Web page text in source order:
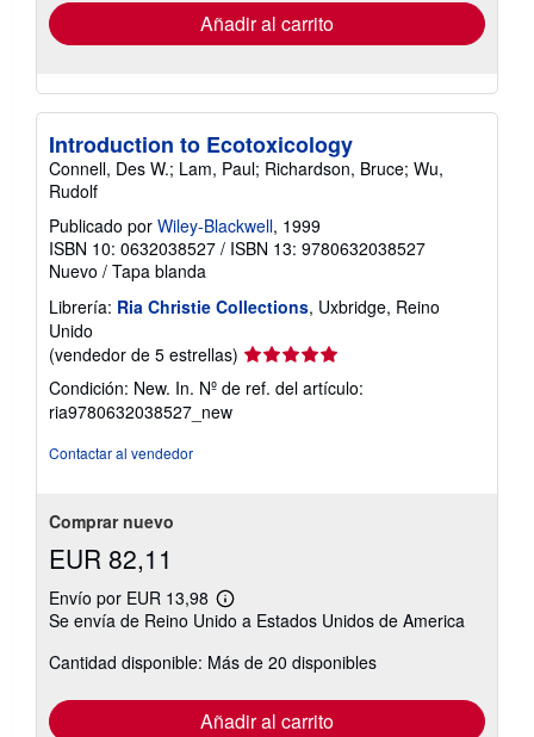
envío
Añadir al carrito
Introduction to Ecotoxicology
Connell, Des W.; Lam, Paul; Richardson, Bruce; Wu,
Rudolf
Publicado por Wiley-Blackwell, 1999
ISBN 10: 0632038527 / ISBN 13: 9780632038527
Nuevo / Tapa blanda
Librería: Ria Christie Collections, Uxbridge, Reino
Unido
(vendedor de 5 estrellas) Calificación
del
vendedor:
Condición: New. In. Nº de ref. del artículo:
ria9780632038527_new
Contactar al vendedor
Comprar nuevo
EUR 82,11
Envío por EUR 13,98
Más
información
las
envío
Se envía de Reino Unido a Estados Unidos de America
Cantidad disponible: Más de 20 disponibles
Añadir al carrito